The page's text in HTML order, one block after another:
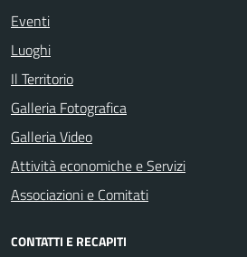
Eventi
Luoghi
Il Territorio
Galleria Fotografica
Galleria Video
Attività economiche e Servizi
Associazioni e Comitati
CONTATTI E RECAPITI